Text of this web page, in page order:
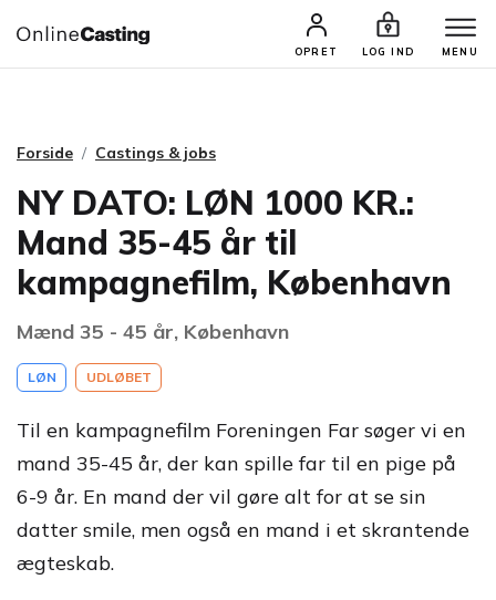
OPRET LOG IND MENU
CASTINGS & JOBS SØG PROFIL
Forside Castings & jobs
NY DATO: LØN 1000 KR.:
Mand 35-45 år til
kampagnefilm, København
Mænd 35 - 45 år, København
LØN UDLØBET
Til en kampagnefilm Foreningen Far søger vi en
mand 35-45 år, der kan spille far til en pige på
6-9 år. En mand der vil gøre alt for at se sin
datter smile, men også en mand i et skrantende
ægteskab.